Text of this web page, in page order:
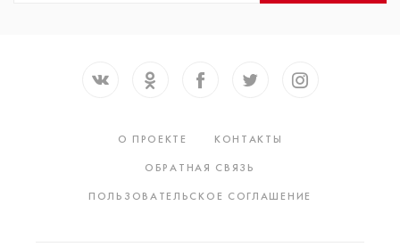
О ПРОЕКТЕ
КОНТАКТЫ
ОБРАТНАЯ СВЯЗЬ
ПОЛЬЗОВАТЕЛЬСКОЕ СОГЛАШЕНИЕ